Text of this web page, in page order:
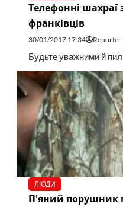
Телефонні шахраї
франківців
30/01/2017 17:34 Reporter
Будьте уважними й
ЛЮДИ
П'яний порушник